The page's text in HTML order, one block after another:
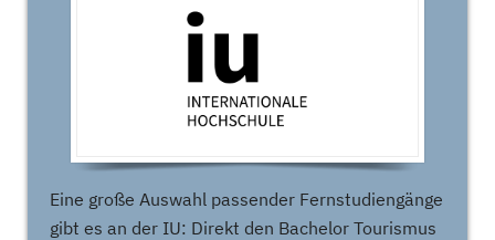
Eine große Auswahl passender Fernstudiengänge
gibt es an der IU: Direkt den Bachelor Tourismus